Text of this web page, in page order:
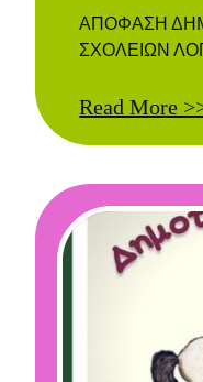
ΑΠΟΦΑΣΗ
ΣΧΟΛΕΙΩΝ
Read More